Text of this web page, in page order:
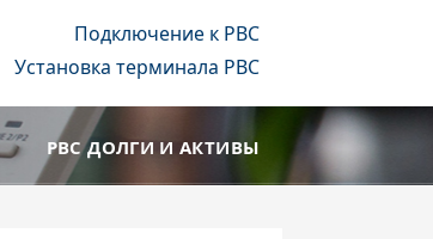
Подключение к РВС
Установка терминала РВС
РВС ДОЛГИ И АКТИВЫ